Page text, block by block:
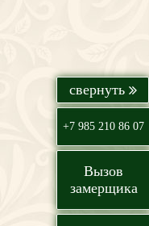
+7 985 210 86 07
Вызов
замерщика